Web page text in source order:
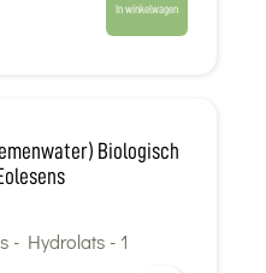
In winkelwagen
Biologisch